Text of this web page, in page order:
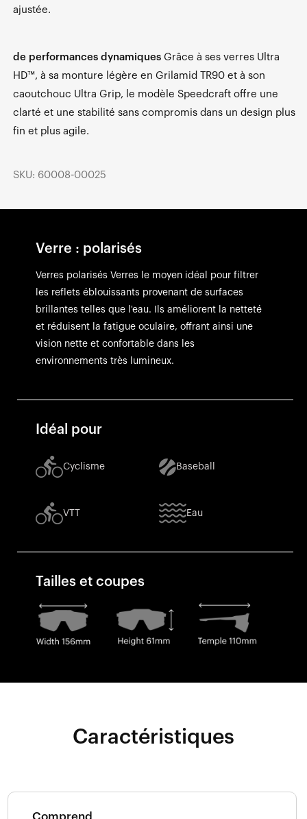
ajustée.
de performances dynamiques Grâce à ses verres Ultra
HD™, à sa monture légère en Grilamid TR90 et à son
caoutchouc Ultra Grip, le modèle Speedcraft offre une
clarté et une stabilité sans compromis dans un design plus
fin et plus agile.
SKU: 60008-00025
Verre : polarisés
Verres polarisés Verres le moyen idéal pour filtrer
les reflets éblouissants provenant de surfaces
brillantes telles que l'eau. Ils améliorent la netteté
et réduisent la fatigue oculaire, offrant ainsi une
vision nette et confortable dans les
environnements très lumineux.
Idéal pour
Cyclisme Baseball
VTT Eau
Tailles et coupes
Caractéristiques
Comprend